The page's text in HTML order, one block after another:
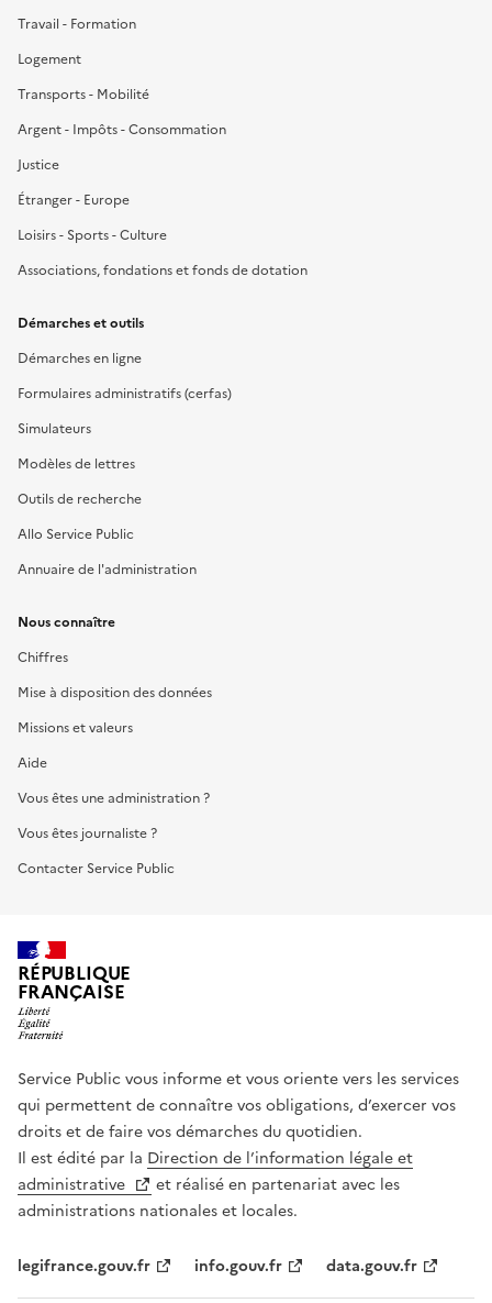
Travail - Formation
Logement
Transports - Mobilité
Argent - Impôts - Consommation
Justice
Étranger - Europe
Loisirs - Sports - Culture
Associations, fondations et fonds de dotation
Démarches et outils
Démarches en ligne
Formulaires administratifs (cerfas)
Simulateurs
Modèles de lettres
Outils de recherche
Allo Service Public
Annuaire de l'administration
Nous connaître
Chiffres
Mise à disposition des données
Missions et valeurs
Aide
Vous êtes une administration ?
Vous êtes journaliste ?
Contacter Service Public
RÉPUBLIQUE
FRANÇAISE
Service Public vous informe et vous oriente vers les services
qui permettent de connaître vos obligations, d’exercer vos
droits et de faire vos démarches du quotidien.
Il est édité par la Direction de l’information légale et
administrative
et réalisé en partenariat avec les
administrations nationales et locales.
legifrance.gouv.fr info.gouv.fr data.gouv.fr